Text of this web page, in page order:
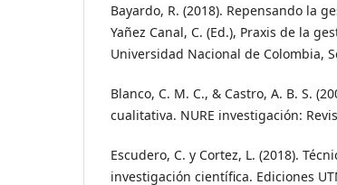
Bayardo, R. (2018). Repensando la
Yañez Canal, C. (Ed.), Praxis de la
Universidad Nacional de Colombia,
Blanco, C. M. C., & Castro, A. B. S.
cualitativa. NURE investigación:
Escudero, C. y Cortez, L. (2018).
investigación científica. Ediciones